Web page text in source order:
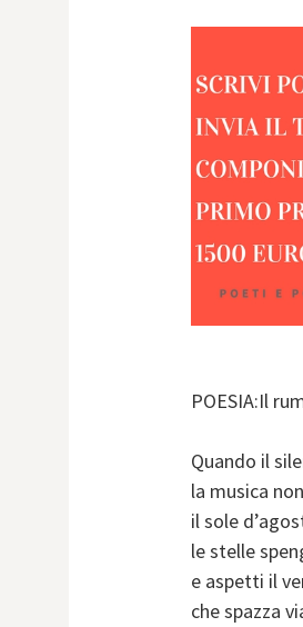
POESIA:Il
Quando il
la musica
il sole
le stelle
e aspetti il
che spazza